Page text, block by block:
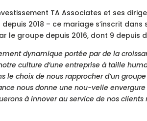
TA Associates et ses
2018 – ce mariage s’inscrit
le groupe depuis 2016, dont 9 depuis
dynamique portée par de la
culture d’une entreprise à taille
le choix de nous rapprocher d’un
nous donne une nou-velle
à innover au service de nos clients